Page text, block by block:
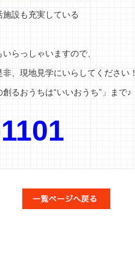
設も充実している
らっしゃいますので、
、現地見学にいらしてください！
るおうちは“いいおうち”」まで♪